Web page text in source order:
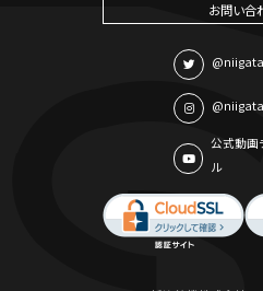
お問い合
公式動画
ル